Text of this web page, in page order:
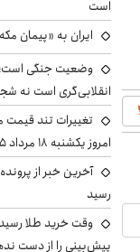
است
ایران به «پیمان
وضعیت جنگی است؛
انقلابی‌گری است نه
تغییرات تند قیمت
امروز یکشنبه ۱۸ مرداد ۱۴۰۵ +جدول
آخرین خبر از
رسید
وقت خرید طلا
پیش‌بینی را از دست